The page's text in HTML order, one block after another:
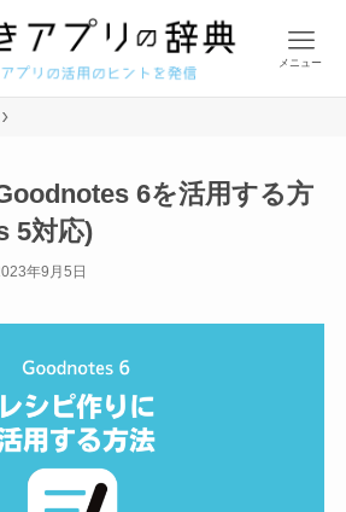
メニュー
6を活用する方
5対応)
年9月5日